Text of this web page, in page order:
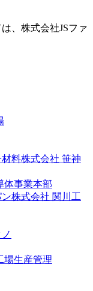
、株式会社JSファ
料株式会社 笹神
体事業本部
株式会社 関川工
場生産管理